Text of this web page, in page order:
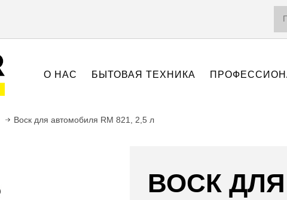
О НАС БЫТОВАЯ ТЕХНИКА
Воск для автомобиля RM 821, 2,5 л
ВОСК